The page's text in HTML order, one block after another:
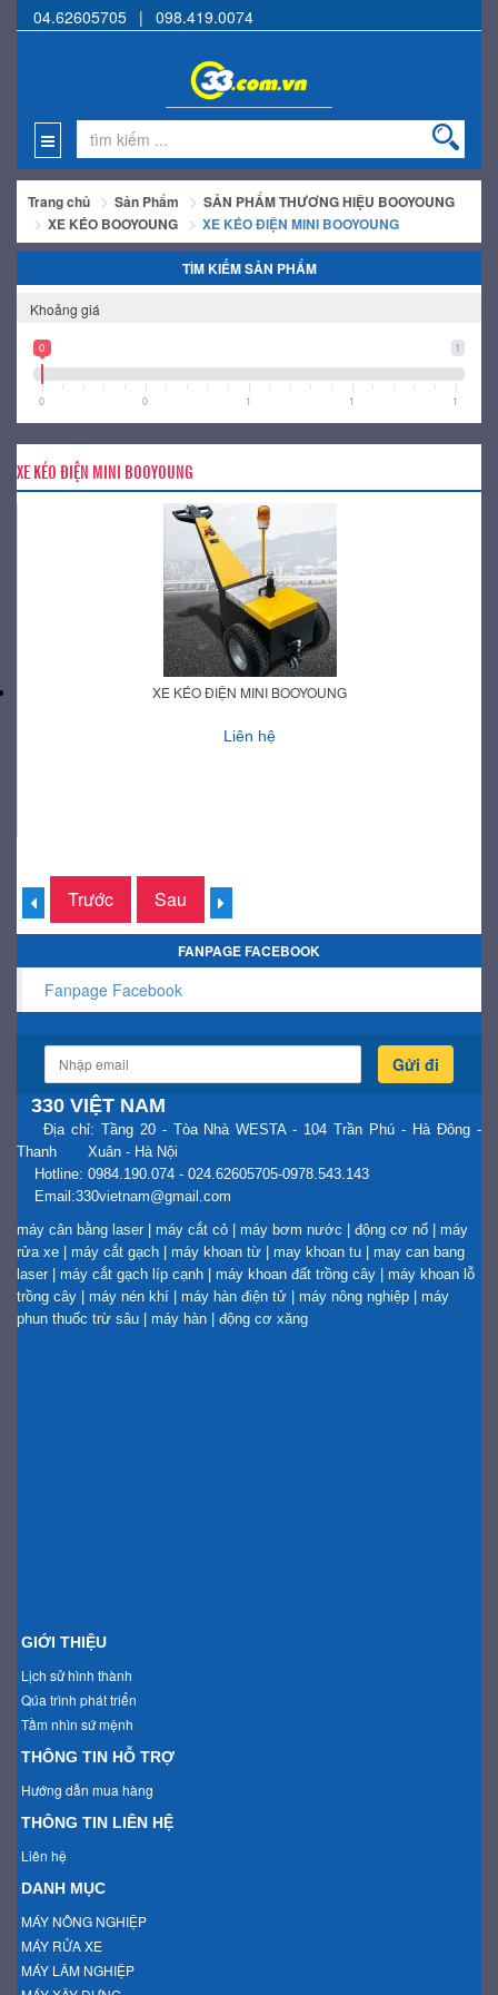
04.62605705 | 098.419.0074
Trang chủ Sản Phẩm
SẢN PHẨM THƯƠNG HIỆU BOOYOUNG
XE KÉO BOOYOUNG
XE KÉO ĐIỆN MINI BOOYOUNG
TÌM KIẾM SẢN PHẨM
Khoảng giá
1
0
0 0 1 1 1
XE KÉO ĐIỆN MINI BOOYOUNG
XE KÉO ĐIỆN MINI BOOYOUNG
Liên hệ
Trước Sau
FANPAGE FACEBOOK
Fanpage Facebook
Gửi đi
330 VIỆT NAM
Địa chỉ: Tầng 20 - Tòa Nhà WESTA - 104 Trần Phú - Hà Đông -
Thanh Xuân - Hà Nội
Hotline: 0984.190.074 - 024.62605705-0978.543.143
Email:330vietnam@gmail.com
máy cân bằng laser | máy cắt cỏ | máy bơm nước | động cơ nổ | máy
rửa xe | máy cắt gạch | máy khoan từ | may khoan tu | may can bang
laser | máy cắt gạch líp cạnh | máy khoan đất trồng cây | máy khoan lỗ
trồng cây | máy nén khí | máy hàn điện tử | máy nông nghiệp | máy
phun thuốc trừ sâu | máy hàn | động cơ xăng
GIỚI THIỆU
Lịch sử hình thành
Qúa trình phát triển
Tầm nhìn sứ mệnh
THÔNG TIN HỖ TRỢ
Hướng dẫn mua hàng
THÔNG TIN LIÊN HỆ
Liên hệ
DANH MỤC
MÁY NÔNG NGHIỆP
MÁY RỬA XE
MÁY LÂM NGHIỆP